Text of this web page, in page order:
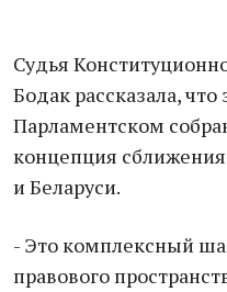
Судья
Бодак рассказала,
Парламентском
концепция сближения
и Беларуси.
- Это комплексный
правового